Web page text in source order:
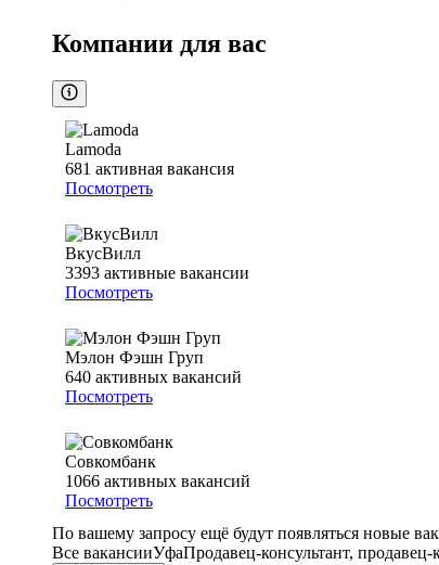
Компании для вас
Lamoda
681 активная вакансия
Посмотреть
ВкусВилл
3393 активные вакансии
Посмотреть
Мэлон Фэшн Груп
640 активных вакансий
Посмотреть
Совкомбанк
1066 активных вакансий
Посмотреть
По вашему запросу ещё будут появляться новые
Все вакансииУфаПродавец-консультант, продавец-